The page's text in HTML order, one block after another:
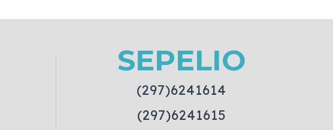
SEPELIO
(297)6241614
(297)6241615